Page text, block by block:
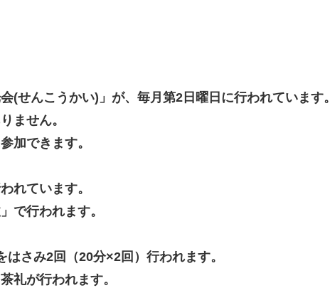
(せんこうかい)」が、毎月第2日曜日に行われています。
ません。
加できます。
れています。
で行われます。
さみ2回（20分×2回）行われます。
礼が行われます。